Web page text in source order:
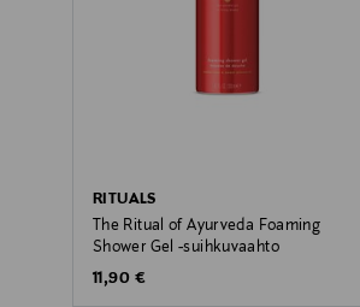
RITUALS
The Ritual of Ayurveda Foaming
Shower Gel -suihkuvaahto
Original Price
11,90 €